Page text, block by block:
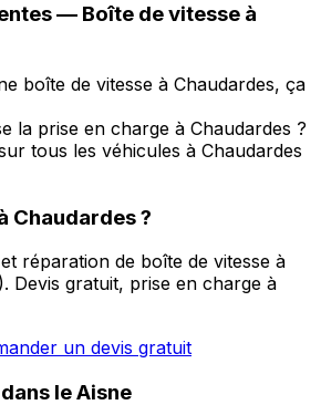
— Boîte de vitesse à
boîte de vitesse à Chaudardes, ça
la prise en charge à Chaudardes ?
tous les véhicules à Chaudardes
Chaudardes?
réparation de boîte de vitesse à
). Devis gratuit, prise en charge à
un devis gratuit
leAisne